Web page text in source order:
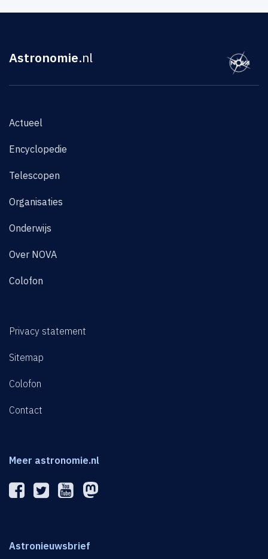
Astronomie.nl
Actueel
Encyclopedie
Telescopen
Organisaties
Onderwijs
Over NOVA
Colofon
Privacy statement
Sitemap
Colofon
Contact
Meer astronomie.nl
Astronieuwsbrief